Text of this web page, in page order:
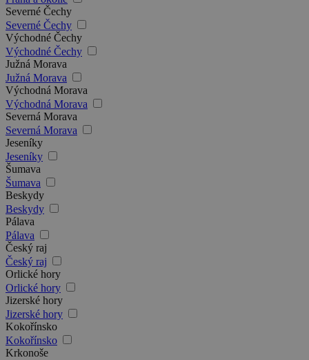
Severné Čechy
Severné Čechy
Východné Čechy
Východné Čechy
Južná Morava
Južná Morava
Východná Morava
Východná Morava
Severná Morava
Severná Morava
Jeseníky
Jeseníky
Šumava
Šumava
Beskydy
Beskydy
Pálava
Pálava
Český raj
Český raj
Orlické hory
Orlické hory
Jizerské hory
Jizerské hory
Kokořínsko
Kokořínsko
Krkonoše